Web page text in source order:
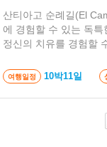
산티아고 순례길(El
에 경험할 수 있는 독
정신의 치유를 경험할
여행일정 10박11일